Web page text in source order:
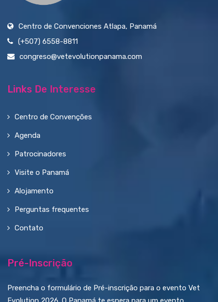
Centro de Convenciones Atlapa, Panamá
(+507) 6558-8811
congreso@vetevolutionpanama.com
Links De Interesse
Centro de Convenções
Agenda
Patrocinadores
Visite o Panamá
Alojamento
Perguntas frequentes
Contato
Pré-Inscrição
Preencha o formulário de Pré-inscrição para o evento Vet